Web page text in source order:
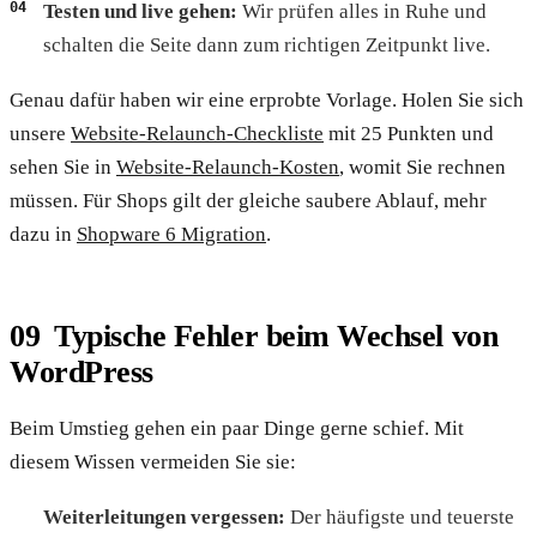
Testen und live gehen: Wir prüfen alles in Ruhe und
schalten die Seite dann zum richtigen Zeitpunkt live.
Genau dafür haben wir eine erprobte Vorlage. Holen Sie sich
unsere Website-Relaunch-Checkliste mit 25 Punkten und
sehen Sie in Website-Relaunch-Kosten, womit Sie rechnen
müssen. Für Shops gilt der gleiche saubere Ablauf, mehr
dazu in Shopware 6 Migration.
Typische Fehler beim Wechsel von
WordPress
Beim Umstieg gehen ein paar Dinge gerne schief. Mit
diesem Wissen vermeiden Sie sie:
Weiterleitungen vergessen: Der häufigste und teuerste